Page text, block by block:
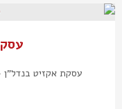
עסקת אקזיט